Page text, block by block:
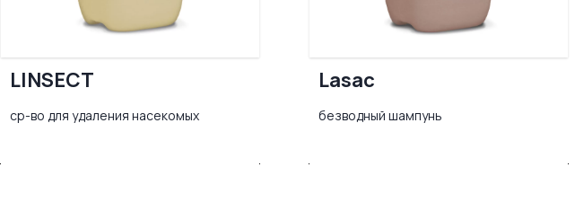
LINSECT
ср-во для удаления насекомых
Lasac
безводный шампунь